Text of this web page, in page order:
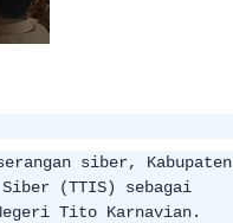
siber, Kabupaten
Siber (TTIS) sebagai
Tito Karnavian.